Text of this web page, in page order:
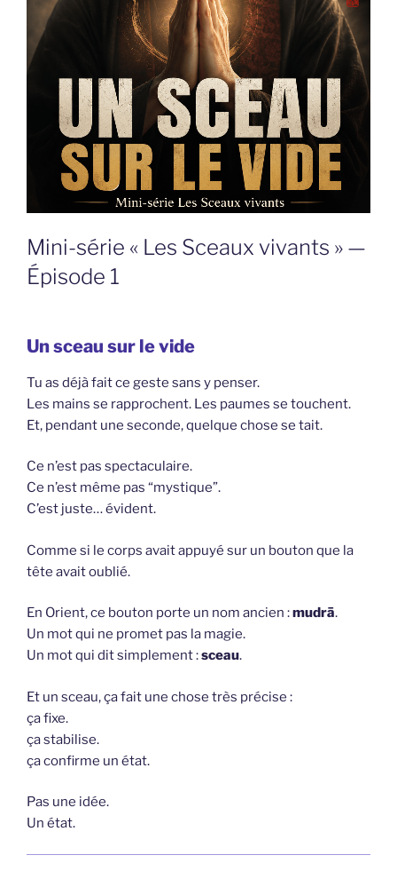
Mini-série « Les Sceaux vivants » —
Épisode 1
Un sceau sur le vide
Tu as déjà fait ce geste sans y penser.
Les mains se rapprochent. Les paumes se touchent.
Et, pendant une seconde, quelque chose se tait.
Ce n’est pas spectaculaire.
Ce n’est même pas “mystique”.
C’est juste… évident.
Comme si le corps avait appuyé sur un bouton que la
tête avait oublié.
En Orient, ce bouton porte un nom ancien :mudrā.
Un mot qui ne promet pas la magie.
Un mot qui dit simplement :sceau.
Et un sceau, ça fait une chose très précise :
ça fixe.
ça stabilise.
ça confirme un état.
Pas une idée.
Un état.